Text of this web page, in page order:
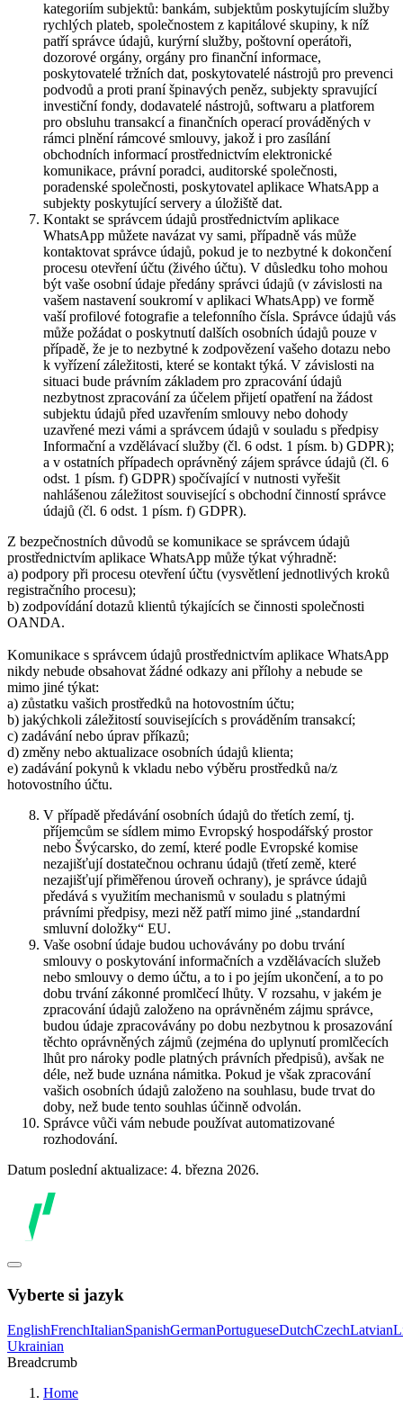
kategoriím subjektů: bankám, subjektům poskytujícím služby
rychlých plateb, společnostem z kapitálové skupiny, k níž
patří správce údajů, kurýrní služby, poštovní operátoři,
dozorové orgány, orgány pro finanční informace,
poskytovatelé tržních dat, poskytovatelé nástrojů pro prevenci
podvodů a proti praní špinavých peněz, subjekty spravující
investiční fondy, dodavatelé nástrojů, softwaru a platforem
pro obsluhu transakcí a finančních operací prováděných v
rámci plnění rámcové smlouvy, jakož i pro zasílání
obchodních informací prostřednictvím elektronické
komunikace, právní poradci, auditorské společnosti,
poradenské společnosti, poskytovatel aplikace WhatsApp a
subjekty poskytující servery a úložiště dat.
Kontakt se správcem údajů prostřednictvím aplikace
WhatsApp můžete navázat vy sami, případně vás může
kontaktovat správce údajů, pokud je to nezbytné k dokončení
procesu otevření účtu (živého účtu). V důsledku toho mohou
být vaše osobní údaje předány správci údajů (v závislosti na
vašem nastavení soukromí v aplikaci WhatsApp) ve formě
vaší profilové fotografie a telefonního čísla. Správce údajů vás
může požádat o poskytnutí dalších osobních údajů pouze v
případě, že je to nezbytné k zodpovězení vašeho dotazu nebo
k vyřízení záležitosti, které se kontakt týká. V závislosti na
situaci bude právním základem pro zpracování údajů
nezbytnost zpracování za účelem přijetí opatření na žádost
subjektu údajů před uzavřením smlouvy nebo dohody
uzavřené mezi vámi a správcem údajů v souladu s předpisy
Informační a vzdělávací služby (čl. 6 odst. 1 písm. b) GDPR);
a v ostatních případech oprávněný zájem správce údajů (čl. 6
odst. 1 písm. f) GDPR) spočívající v nutnosti vyřešit
nahlášenou záležitost související s obchodní činností správce
údajů (čl. 6 odst. 1 písm. f) GDPR).
Z bezpečnostních důvodů se komunikace se správcem údajů
prostřednictvím aplikace WhatsApp může týkat výhradně:
a) podpory při procesu otevření účtu (vysvětlení jednotlivých kroků
registračního procesu);
b) zodpovídání dotazů klientů týkajících se činnosti společnosti
OANDA.
Komunikace s správcem údajů prostřednictvím aplikace WhatsApp
nikdy nebude obsahovat žádné odkazy ani přílohy a nebude se
mimo jiné týkat:
a) zůstatku vašich prostředků na hotovostním účtu;
b) jakýchkoli záležitostí souvisejících s prováděním transakcí;
c) zadávání nebo úprav příkazů;
d) změny nebo aktualizace osobních údajů klienta;
e) zadávání pokynů k vkladu nebo výběru prostředků na/z
hotovostního účtu.
V případě předávání osobních údajů do třetích zemí, tj.
příjemcům se sídlem mimo Evropský hospodářský prostor
nebo Švýcarsko, do zemí, které podle Evropské komise
nezajišťují dostatečnou ochranu údajů (třetí země, které
nezajišťují přiměřenou úroveň ochrany), je správce údajů
předává s využitím mechanismů v souladu s platnými
právními předpisy, mezi něž patří mimo jiné „standardní
smluvní doložky“ EU.
Vaše osobní údaje budou uchovávány po dobu trvání
smlouvy o poskytování informačních a vzdělávacích služeb
nebo smlouvy o demo účtu, a to i po jejím ukončení, a to po
dobu trvání zákonné promlčecí lhůty. V rozsahu, v jakém je
zpracování údajů založeno na oprávněném zájmu správce,
budou údaje zpracovávány po dobu nezbytnou k prosazování
těchto oprávněných zájmů (zejména do uplynutí promlčecích
lhůt pro nároky podle platných právních předpisů), avšak ne
déle, než bude uznána námitka. Pokud je však zpracování
vašich osobních údajů založeno na souhlasu, bude trvat do
doby, než bude tento souhlas účinně odvolán.
Správce vůči vám nebude používat automatizované
rozhodování.
Datum poslední aktualizace: 4. března 2026.
Vyberte si jazyk
EnglishFrenchItalianSpanishGermanPortugueseDutchCzechLatvian
Ukrainian
Breadcrumb
Home